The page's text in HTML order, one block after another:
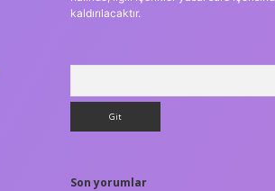
kaldırılacaktır.
Son yorumlar